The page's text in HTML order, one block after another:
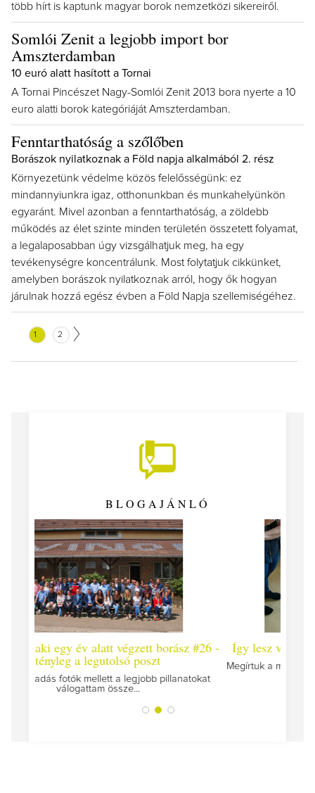
több hírt is kaptunk magyar borok nemzetközi sikereiről.
Somlói Zenit a legjobb import bor
Amszterdamban
10 euró alatt hasított a Tornai
A Tornai Pincészet Nagy-Somlói Zenit 2013 bora nyerte a 10
euro alatti borok kategóriáját Amszterdamban.
Fenntarthatóság a szőlőben
Borászok nyilatkoznak a Föld napja alkalmából 2. rész
Környezetünk védelme közös felelősségünk: ez
mindannyiunkra igaz, otthonunkban és munkahelyünkön
egyaránt. Mivel azonban a fenntarthatóság, a zöldebb
működés az élet szinte minden területén összetett folyamat,
a legalaposabban úgy vizsgálhatjuk meg, ha egy
tevékenységre koncentrálunk. Most folytatjuk cikkünket,
amelyben borászok nyilatkoznak arról, hogy ők hogyan
járulnak hozzá egész évben a Föld Napja szellemiségéhez.
1 2
BLOGAJÁNLÓ
#26 -
pillanatokat
Így lesz valaki egy év alatt végzett borász
Megírtuk a modulzáró vizsgákat, már lázasan
az utolsó...